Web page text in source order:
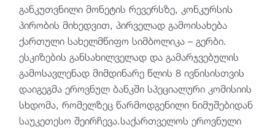
განკუთვნილი მონეტის რევერსზე, კონკურსის
პირობის მიხედვით, პირველად გამოისახება
ქართული სახელმწიფო სიმბოლიკა – გერბი.
ესკიზების განსახილველად და გამარჯვებულის
გამოსავლენად მიმდინარე წლის 8 ივნისისთვის
დაიგეგმა ეროვნულ ბანკში სპეციალური კომისიის
სხდომა, რომელზეც წარმოდგენილი ნიმუშებიდან
საუკეთესო შეირჩევა.საქართველოს ეროვნული